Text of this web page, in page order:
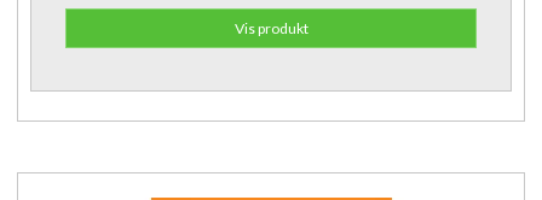
Vis produkt